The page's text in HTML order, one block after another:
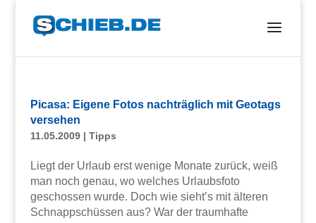
Picasa: Eigene Fotos nachträglich mit Geotags
versehen
11.05.2009| Tipps
Liegt der Urlaub erst wenige Monate zurück, weiß
man noch genau, wo welches Urlaubsfoto
geschossen wurde. Doch wie sieht’s mit älteren
Schnappschüssen aus? War der traumhafte